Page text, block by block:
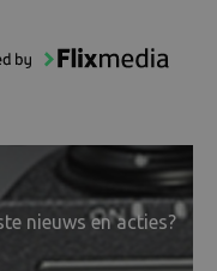
nieuws en acties?